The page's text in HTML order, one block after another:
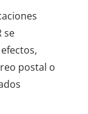
se
postal o